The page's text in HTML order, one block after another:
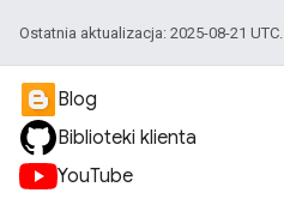
Ostatnia aktualizacja: 2025-08-21 UTC.
Blog
Biblioteki klienta
YouTube